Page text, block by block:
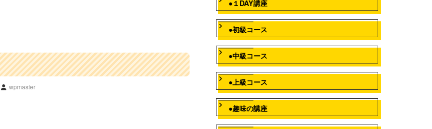
wpmaster
●１DAY講座
●初級コース
●中級コース
●上級コース
●趣味の講座